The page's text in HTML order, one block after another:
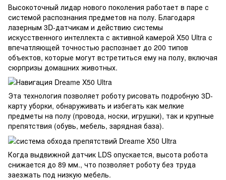
Высокоточный лидар нового поколения работает в паре с
системой распознания предметов на полу. Благодаря
лазерным 3D-датчикам и действию системы
искусственного интеллекта с активной камерой X50 Ultra с
впечатляющей точностью распознает до 200 типов
объектов, которые могут встретиться ему на полу, включая
сюрпризы домашних животных.
Эта технология позволяет роботу рисовать подробную 3D-
карту уборки, обнаруживать и избегать как мелкие
предметы на полу (провода, носки, игрушки), так и крупные
препятствия (обувь, мебель, зарядная база).
Когда выдвижной датчик LDS опускается, высота робота
снижается до 89 мм., что позволяет роботу без труда
заезжать под низкую мебель.